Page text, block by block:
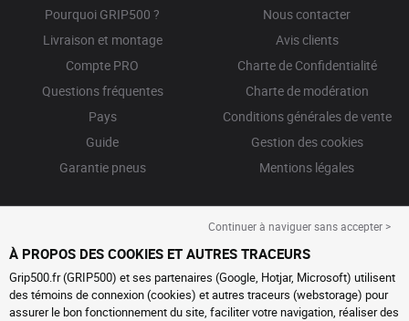
Pourquoi GRIP500 ?
Livraison et montage
Compte PRO
Questions fréquentes
Pays
Guide
Garantie pneus
Nous contacter
Avis clients
Charte de Confidentialité
Charte de modération
Conditions générales de vente
Gestion des cookies
Mentions légales
Continuer à naviguer sans accepter >
À PROPOS DES COOKIES ET AUTRES TRACEURS
Grip500.fr (GRIP500) et ses partenaires (Google, Hotjar, Microsoft) utilisent
des témoins de connexion (cookies) et autres traceurs (webstorage) pour
assurer le bon fonctionnement du site, faciliter votre navigation, réaliser des